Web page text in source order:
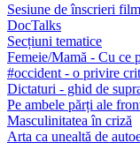
Sesiune de înscrieri
DocTalks
Secțiuni tematice
Femeie/Mamă - Cu ce
#occident - o privire
Dictaturi - ghid de
Pe ambele părți ale
Masculinitatea în criză
Arta ca unealtă de